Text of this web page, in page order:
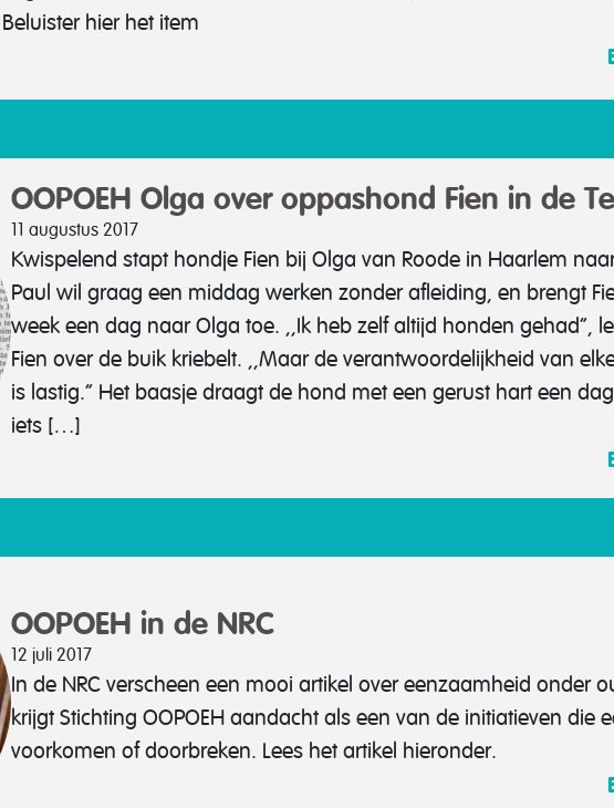
Beluister hier het item
OOPOEH Olga over oppashond Fien in de
11 augustus 2017
Kwispelend stapt hondje Fien bij Olga van Roode in Haarlem
Paul wil graag een middag werken zonder afleiding, en brengt
week een dag naar Olga toe. ,,Ik heb zelf altijd honden gehad”,
Fien over de buik kriebelt. ,,Maar de verantwoordelijkheid van
is lastig.” Het baasje draagt de hond met een gerust hart een
iets […]
OOPOEH in de NRC
12 juli 2017
In de NRC verscheen een mooi artikel over eenzaamheid onder
krijgt Stichting OOPOEH aandacht als een van de initiatieven die
voorkomen of doorbreken. Lees het artikel hieronder.